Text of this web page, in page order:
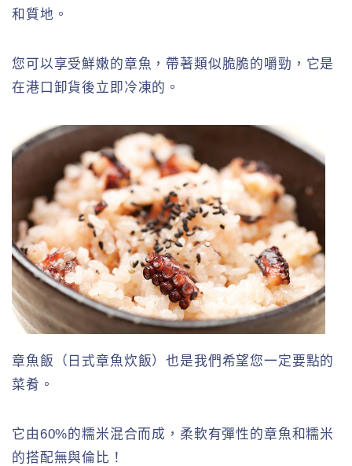
和質地。
您可以享受鮮嫩的章魚，帶著類似脆脆的嚼勁，它是
在港口卸貨後立即冷凍的。
章魚飯（日式章魚炊飯）也是我們希望您一定要點的
菜肴。
它由60%的糯米混合而成，柔軟有彈性的章魚和糯米
的搭配無與倫比！